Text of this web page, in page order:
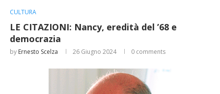
CULTURA
LE CITAZIONI: Nancy, eredità del ’68 e
democrazia
by Ernesto Scelza 26 Giugno 2024 0 comments